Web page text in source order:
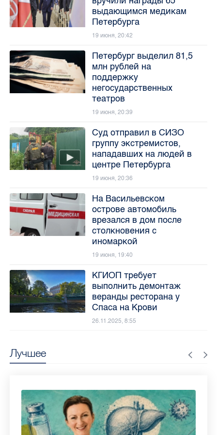
Лучшее
выдающимся медикам
Петербурга
19 июня, 20:42
Петербург выделил 81,5
млн рублей на
поддержку
негосударственных
театров
19 июня, 20:39
Суд отправил в СИЗО
группу экстремистов,
нападавших на людей в
центре Петербурга
19 июня, 20:36
На Васильевском
острове автомобиль
врезался в дом после
столкновения с
иномаркой
19 июня, 19:40
КГИОП требует
выполнить демонтаж
веранды ресторана у
Спаса на Крови
26.11.2025, 8:55